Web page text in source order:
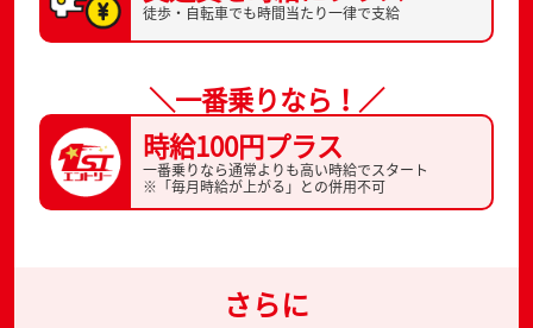
徒歩・自転車でも時間当たり一律で支給
＼一番乗りなら！／
時給100円プラス
一番乗りなら通常よりも高い時給でスタート
※「毎月時給が上がる」との併用不可
さらに